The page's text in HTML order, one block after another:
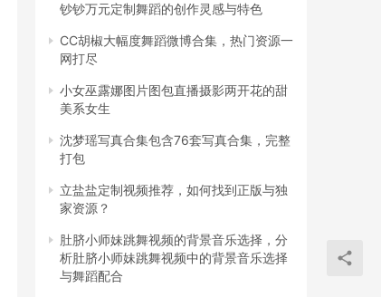
钞钞万元定制舞蹈的创作灵感与特色
CC胡椒大幅度舞蹈微博合集，热门资源一
网打尽
小女巫露娜图片图包直播摄影两开花的甜
美系女生
沈梦瑶写真合集包含76套写真合集，完整
打包
立盐盐定制视频推荐，如何找到正版与独
家资源？
肚脐小师妹跳舞视频的背景音乐选择，分
析肚脐小师妹跳舞视频中的背景音乐选择
与舞蹈配合